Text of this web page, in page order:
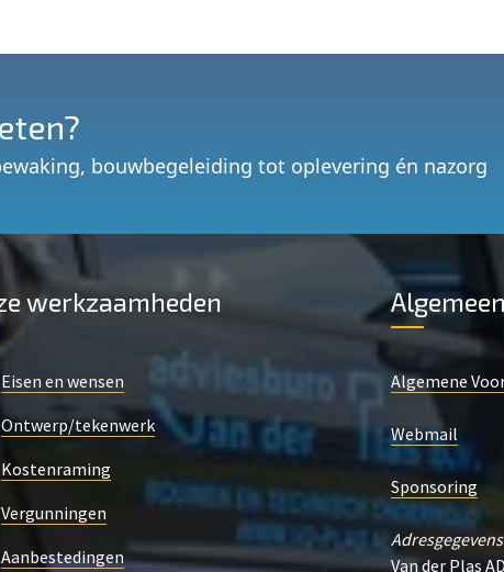
bouwbegeleiding tot oplevering én nazorg
werkzaamheden
Eisen en wensen
Ontwerp/tekenwerk
Kostenraming
Vergunningen
Aanbestedingen
Algemeen
Algemene
Webmail
Sponsoring
Van der Plas